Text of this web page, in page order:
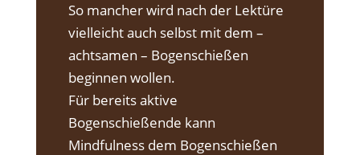
So mancher wird nach der Lektüre
vielleicht auch selbst mit dem –
achtsamen – Bogenschießen
beginnen wollen.
Für bereits aktive
Bogenschießende kann
Mindfulness dem Bogenschießen